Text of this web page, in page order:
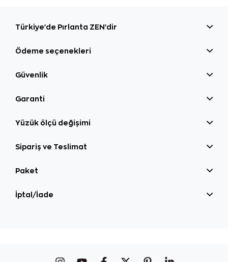
Türkiye'de Pırlanta ZEN'dir
Ödeme seçenekleri
Güvenlik
Garanti
Yüzük ölçü değişimi
Sipariş ve Teslimat
Paket
İptal/İade